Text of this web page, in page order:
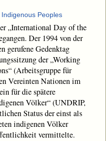
Peoples
„International Day of the
Der 1994 von der
gerufene Gedenktag
der „Working
(Arbeitsgruppe für
Vereinten Nationen im
für die spätere
Völker“ (UNDRIP,
Status der einst als
indigenen Völker
vermittelte.